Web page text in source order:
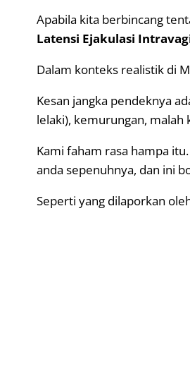
Apabila kita berbincang
Latensi Ejakulasi
Dalam konteks realistik di
Kesan jangka pendeknya
lelaki), kemurungan,
Kami faham rasa hampa
anda sepenuhnya, dan ini
Seperti yang dilaporkan